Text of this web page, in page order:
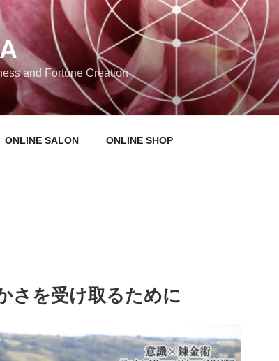
and Fortune Creation
ONLINE SALON ONLINE SHOP
さを受け取るために